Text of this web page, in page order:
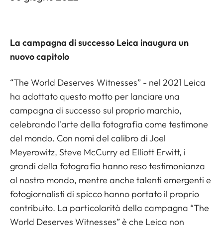
La campagna di successo Leica inaugura un
nuovo capitolo
“The World Deserves Witnesses” - nel 2021 Leica
ha adottato questo motto per lanciare una
campagna di successo sul proprio marchio,
celebrando l'arte della fotografia come testimone
del mondo. Con nomi del calibro di Joel
Meyerowitz, Steve McCurry ed Elliott Erwitt, i
grandi della fotografia hanno reso testimonianza
al nostro mondo, mentre anche talenti emergenti e
fotogiornalisti di spicco hanno portato il proprio
contribuito. La particolarità della campagna “The
World Deserves Witnesses” è che Leica non